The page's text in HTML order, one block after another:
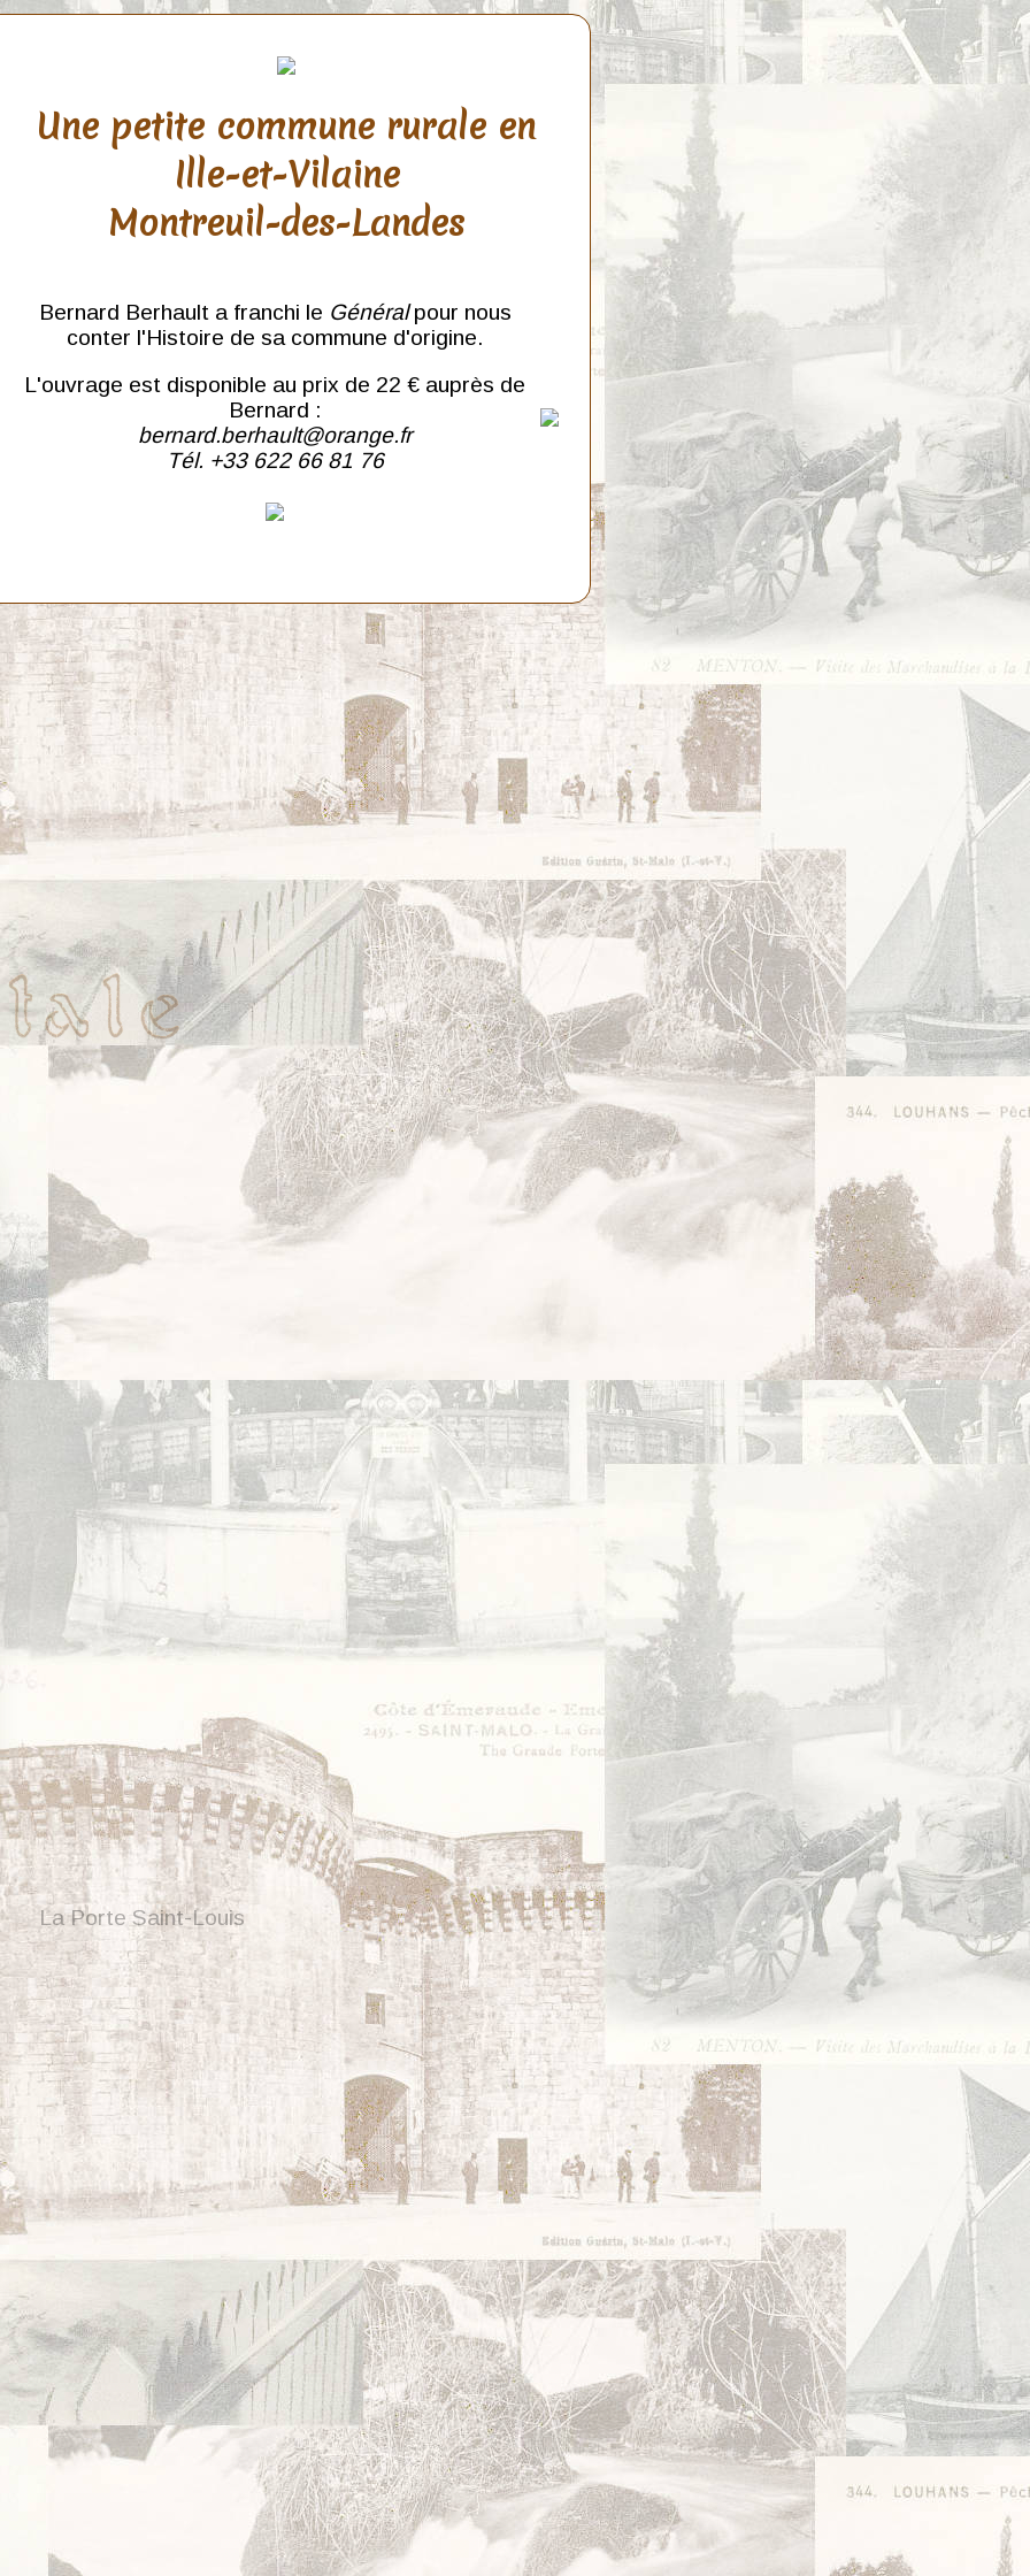
La Porte Saint-Louis
Une petite commune rurale en
Ille-et-Vilaine
Montreuil-des-Landes
Bernard Berhault a franchi le Généralpour nous
conter l'Histoire de sa commune d'origine.
L'ouvrage est disponible au prix de 22 € auprès de
Bernard :
bernard.berhault@orange.fr
Tél. +33 622 66 81 76